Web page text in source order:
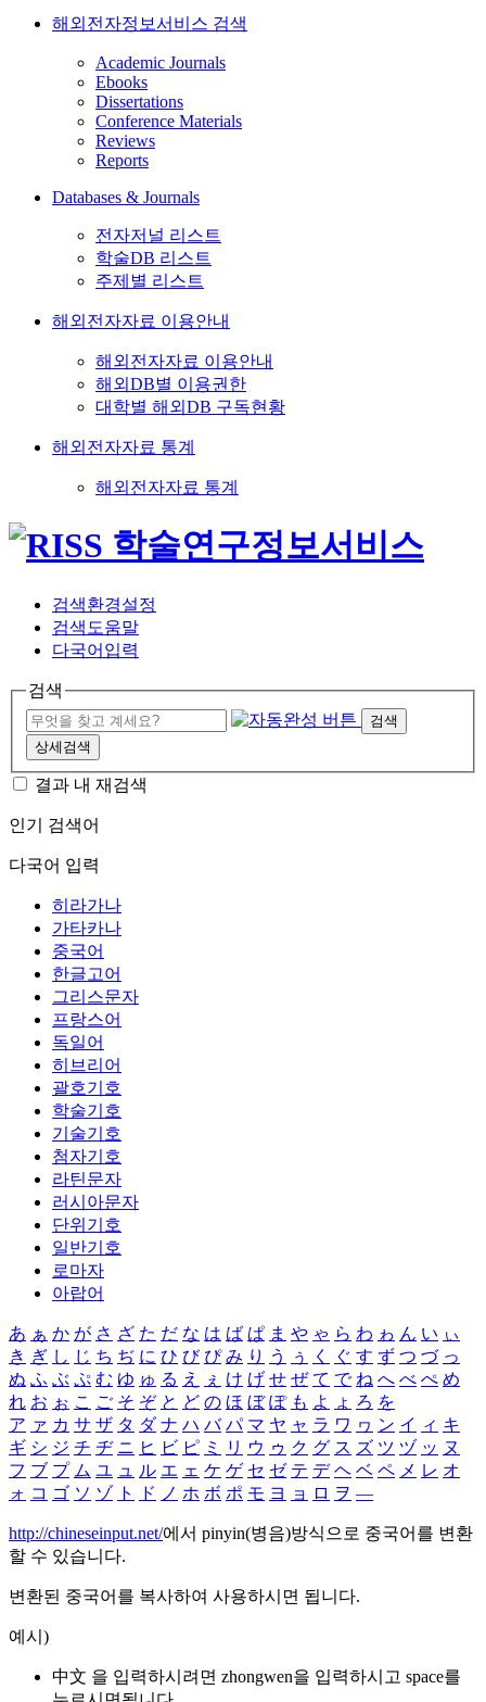
해외전자정보서비스 검색
Academic Journals
Ebooks
Dissertations
Conference Materials
Reviews
Reports
Databases & Journals
전자저널 리스트
학술DB 리스트
주제별 리스트
해외전자자료 이용안내
해외전자자료 이용안내
해외DB별 이용권한
대학별 해외DB 구독현황
해외전자자료 통계
해외전자자료 통계
검색환경설정
검색도움말
다국어입력
검색
검색
상세검색
결과 내 재검색
인기 검색어
다국어 입력
히라가나
가타카나
중국어
한글고어
그리스문자
프랑스어
독일어
히브리어
괄호기호
학술기호
기술기호
첨자기호
라틴문자
러시아문자
단위기호
일반기호
로마자
아랍어
あ ぁ か が さ ざ た だ な は ば ぱ ま や ゃ ら わ ゎ ん い ぃ
き ぎ し じ ち ぢ に ひ び ぴ み り う ぅ く ぐ す ず つ づ っ
ぬ ふ ぶ ぷ む ゆ ゅ る え ぇ け げ せ ぜ て で ね へ べ ぺ め
れ お ぉ こ ご そ ぞ と ど の ほ ぼ ぽ も よ ょ ろ を
ア ァ カ サ ザ タ ダ ナ ハ バ パ マ ヤ ャ ラ ワ ヮ ン イ ィ キ
ギ シ ジ チ ヂ ニ ヒ ビ ピ ミ リ ウ ゥ ク グ ス ズ ツ ヅ ッ ヌ
フ ブ プ ム ユ ュ ル エ ェ ケ ゲ セ ゼ テ デ ヘ ベ ペ メ レ オ
ォ コ ゴ ソ ゾ ト ド ノ ホ ボ ポ モ ヨ ョ ロ ヲ ―
http://chineseinput.net/에서 pinyin(병음)방식으로 중국어를 변환
할 수 있습니다.
변환된 중국어를 복사하여 사용하시면 됩니다.
예시)
中文 을 입력하시려면 zhongwen을 입력하시고 space를